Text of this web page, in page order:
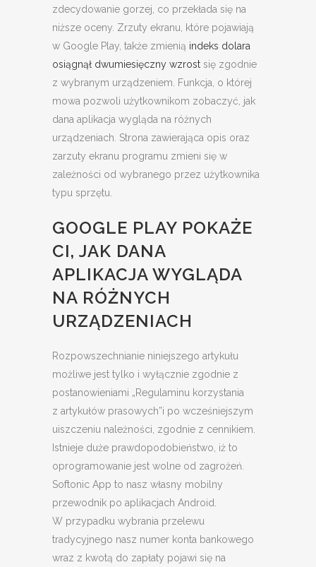
zdecydowanie gorzej, co przekłada się na
niższe oceny. Zrzuty ekranu, które pojawiają
w Google Play, także zmienią indeks dolara
osiągnął dwumiesięczny wzrost się zgodnie
z wybranym urządzeniem. Funkcja, o której
mowa pozwoli użytkownikom zobaczyć, jak
dana aplikacja wygląda na różnych
urządzeniach. Strona zawierająca opis oraz
zarzuty ekranu programu zmieni się w
zależności od wybranego przez użytkownika
typu sprzętu.
GOOGLE PLAY POKAŻE
CI, JAK DANA
APLIKACJA WYGLĄDA
NA RÓŻNYCH
URZĄDZENIACH
Rozpowszechnianie niniejszego artykułu
możliwe jest tylko i wyłącznie zgodnie z
postanowieniami „Regulaminu korzystania
z artykułów prasowych”i po wcześniejszym
uiszczeniu należności, zgodnie z cennikiem.
Istnieje duże prawdopodobieństwo, iż to
oprogramowanie jest wolne od zagrożeń.
Softonic App to nasz własny mobilny
przewodnik po aplikacjach Android.
W przypadku wybrania przelewu
tradycyjnego nasz numer konta bankowego
wraz z kwotą do zapłaty pojawi się na